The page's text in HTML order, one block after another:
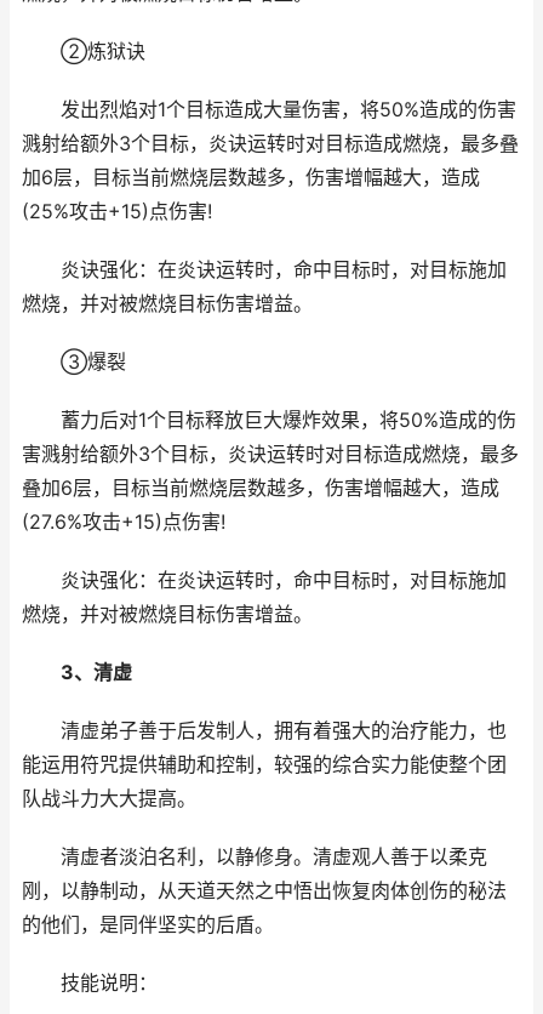
②炼狱诀
发出烈焰对1个目标造成大量伤害，将50%造成的伤害
溅射给额外3个目标，炎诀运转时对目标造成燃烧，最多叠
加6层，目标当前燃烧层数越多，伤害增幅越大，造成
(25%攻击+15)点伤害!
炎诀强化：在炎诀运转时，命中目标时，对目标施加
燃烧，并对被燃烧目标伤害增益。
③爆裂
蓄力后对1个目标释放巨大爆炸效果，将50%造成的伤
害溅射给额外3个目标，炎诀运转时对目标造成燃烧，最多
叠加6层，目标当前燃烧层数越多，伤害增幅越大，造成
(27.6%攻击+15)点伤害!
炎诀强化：在炎诀运转时，命中目标时，对目标施加
燃烧，并对被燃烧目标伤害增益。
3、清虚
清虚弟子善于后发制人，拥有着强大的治疗能力，也
能运用符咒提供辅助和控制，较强的综合实力能使整个团
队战斗力大大提高。
清虚者淡泊名利，以静修身。清虚观人善于以柔克
刚，以静制动，从天道天然之中悟出恢复肉体创伤的秘法
的他们，是同伴坚实的后盾。
技能说明：